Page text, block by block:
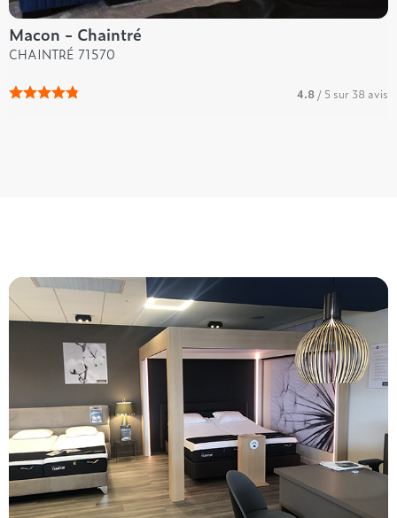
Macon - Chaintré
CHAINTRÉ 71570
4.8 / 5 sur 38 avis